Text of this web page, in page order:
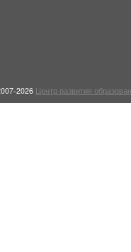
2026 Центр развития